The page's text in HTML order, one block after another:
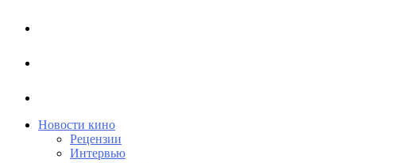
Новости кино
Рецензии
Интервью